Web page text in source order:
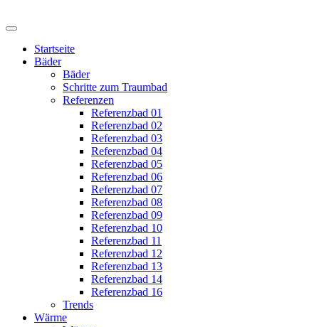
Startseite
Bäder
Bäder
Schritte zum Traumbad
Referenzen
Referenzbad 01
Referenzbad 02
Referenzbad 03
Referenzbad 04
Referenzbad 05
Referenzbad 06
Referenzbad 07
Referenzbad 08
Referenzbad 09
Referenzbad 10
Referenzbad 11
Referenzbad 12
Referenzbad 13
Referenzbad 14
Referenzbad 16
Trends
Wärme